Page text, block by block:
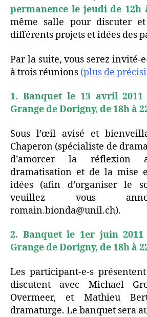
permanence le jeudi de 12h
même salle pour discuter
différents projets et idées des
Par la suite, vous serez invité-
à trois réunions (plus de
1. Banquet le 13 avril
Grange de Dorigny, de 18h à
Sous l’œil avisé et
Chaperon (spécialiste de
d’amorcer la
dramatisation et de la mise
idées (afin d’organiser le
veuillez vous
romain.bionda@unil.ch).
2. Banquet le 1er juin
Grange de Dorigny, de 18h à
Les participant-e-s
discutent avec Michael
Overmeer, et Mathieu
dramaturge. Le banquet sera